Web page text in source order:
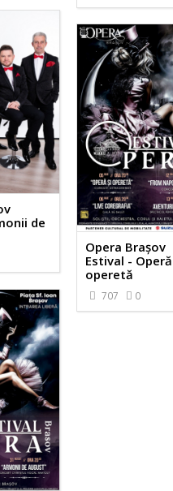
de
Opera Brașov
Estival -
operetă
707 0